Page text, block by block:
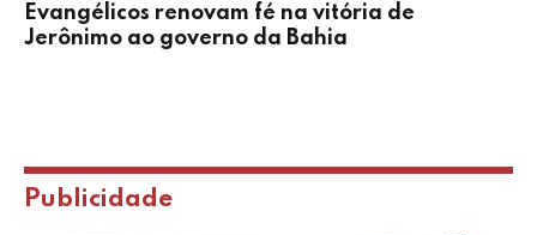
Evangélicos renovam fé na vitória de
Jerônimo ao governo da Bahia
Publicidade